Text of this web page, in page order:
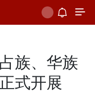
族、华族
式开展